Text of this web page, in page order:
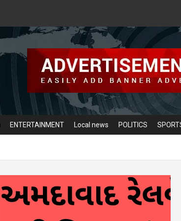
ENTERTAINMENT Local news POLITICS